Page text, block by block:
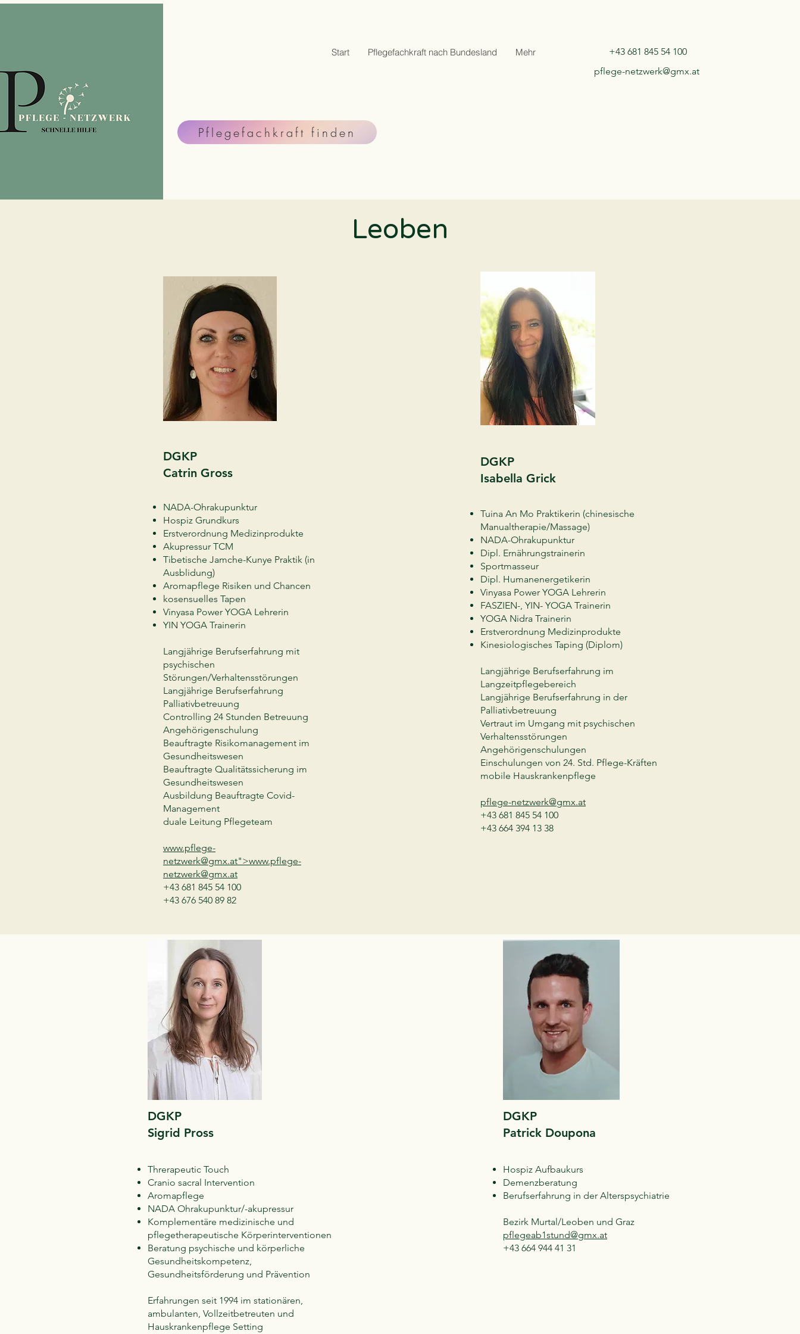
Start Pflegefachkraft nach Bundesland Mehr
+43 681 845 54 100
pflege-netzwerk@gmx.at
Pflegefachkraft finden
Leoben
DGKP
Catrin Gross
NADA-Ohrakupunktur
Hospiz Grundkurs
Erstverordnung Medizinprodukte
Akupressur TCM
Tibetische Jamche-Kunye Praktik (in
Ausblidung)
Aromapflege Risiken und Chancen
kosensuelles Tapen
Vinyasa Power YOGA Lehrerin
YIN YOGA Trainerin
Langjährige Berufserfahrung mit
psychischen
Störungen/Verhaltensstörungen
Langjährige Berufserfahrung
Palliativbetreuung
Controlling 24 Stunden Betreuung
Angehörigenschulung
Beauftragte Risikomanagement im
Gesundheitswesen
Beauftragte Qualitätssicherung im
Gesundheitswesen
Ausbildung Beauftragte Covid-
Management
duale Leitung Pflegeteam
www.pflege-
netzwerk@gmx.at">www.pflege-
netzwerk@gmx.at
+43 681 845 54 100
+43 676 540 89 82
DGKP
Isabella Grick
Tuina An Mo Praktikerin (chinesische
Manualtherapie/Massage)
NADA-Ohrakupunktur
Dipl. Ernährungstrainerin
Sportmasseur
Dipl. Humanenergetikerin
Vinyasa Power YOGA Lehrerin
FASZIEN-, YIN- YOGA Trainerin
YOGA Nidra Trainerin
Erstverordnung Medizinprodukte
Kinesiologisches Taping (Diplom)
Langjährige Berufserfahrung im
Langzeitpflegebereich
Langjährige Berufserfahrung in der
Palliativbetreuung
Vertraut im Umgang mit psychischen
Verhaltensstörungen
Angehörigenschulungen
Einschulungen von 24. Std. Pflege-Kräften
mobile Hauskrankenpflege
pflege-netzwerk@gmx.at
+43 681 845 54 100
+43 664 394 13 38
DGKP
Sigrid Pross
Threrapeutic Touch
Cranio sacral Intervention
Aromapflege
NADA Ohrakupunktur/-akupressur
Komplementäre medizinische und
pflegetherapeutische Körperinterventionen
Beratung psychische und körperliche
Gesundheitskompetenz,
Gesundheitsförderung und Prävention
Erfahrungen seit 1994 im stationären,
ambulanten, Vollzeitbetreuten und
Hauskrankenpflege Setting
DGKP
Patrick Doupona
Hospiz Aufbaukurs
Demenzberatung
Berufserfahrung in der Alterspsychiatrie
Bezirk Murtal/Leoben und Graz
pflegeab1stund@gmx.at
+43 664 944 41 31